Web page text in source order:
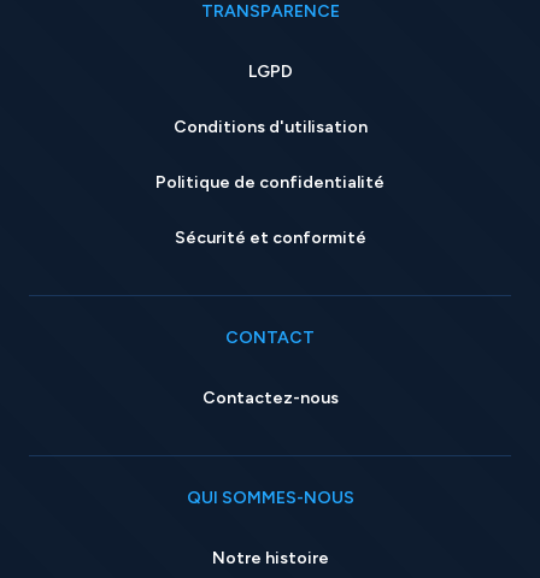
TRANSPARENCE
LGPD
Conditions d'utilisation
Politique de confidentialité
Sécurité et conformité
CONTACT
Contactez-nous
QUI SOMMES-NOUS
Notre histoire